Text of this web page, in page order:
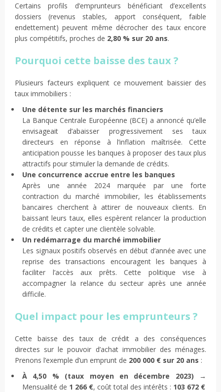
Certains profils d’emprunteurs bénéficiant d’excellents
dossiers (revenus stables, apport conséquent, faible
endettement) peuvent même décrocher des taux encore
plus compétitifs, proches de 2,80 % sur 20 ans.
Pourquoi cette baisse des taux ?
Plusieurs facteurs expliquent ce mouvement baissier des
taux immobiliers :
Une détente sur les marchés financiers
La Banque Centrale Européenne (BCE) a annoncé qu’elle
envisageait d’abaisser progressivement ses taux
directeurs en réponse à l’inflation maîtrisée. Cette
anticipation pousse les banques à proposer des taux plus
attractifs pour stimuler la demande de crédits.
Une concurrence accrue entre les banques
Après une année 2024 marquée par une forte
contraction du marché immobilier, les établissements
bancaires cherchent à attirer de nouveaux clients. En
baissant leurs taux, elles espèrent relancer la production
de crédits et capter une clientèle solvable.
Un redémarrage du marché immobilier
Les signaux positifs observés en début d’année avec une
reprise des transactions encouragent les banques à
faciliter l’accès aux prêts. Cette politique vise à
accompagner la relance du secteur après une année
difficile.
Quel impact pour les emprunteurs ?
Cette baisse des taux de crédit a des conséquences
directes sur le pouvoir d’achat immobilier des ménages.
Prenons l’exemple d’un emprunt de 200 000 € sur 20 ans :
À 4,50 % (taux moyen en décembre 2023) →
Mensualité de 1 266 €, coût total des intérêts : 103 672 €